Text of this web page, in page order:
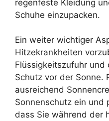
regenfeste Kleidung
Schuhe einzupacken.
Ein weiter wichtiger
Hitzekrankheiten
Flüssigkeitszufuhr und
Schutz vor der Sonne.
ausreichend
Sonnenschutz ein und
dass Sie während der